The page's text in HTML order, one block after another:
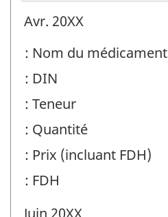
Avr. 20XX
: Nom du
: DIN
: Teneur
: Quantité
: Prix (incluant FDH)
: FDH
Juin 20XX